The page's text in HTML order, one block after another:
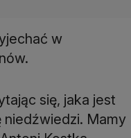
w
się, jaka jest
niedźwiedzi. Mamy